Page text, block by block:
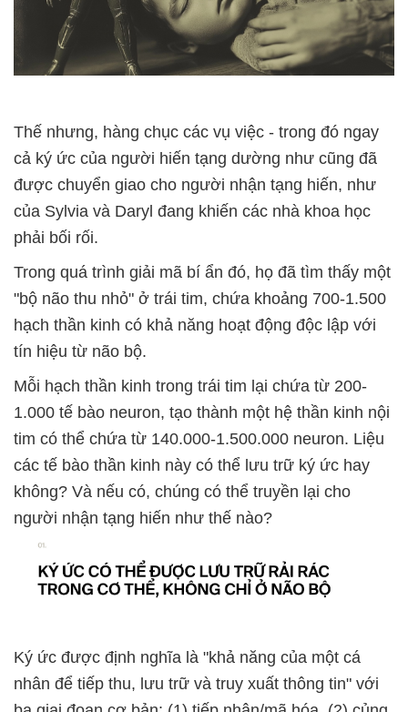
Thế nhưng, hàng chục các vụ việc - trong đó ngay
cả ký ức của người hiến tạng dường như cũng đã
được chuyển giao cho người nhận tạng hiến, như
của Sylvia và Daryl đang khiến các nhà khoa học
phải bối rối.
Trong quá trình giải mã bí ẩn đó, họ đã tìm thấy một
"bộ não thu nhỏ" ở trái tim, chứa khoảng 700-1.500
hạch thần kinh có khả năng hoạt động độc lập với
tín hiệu từ não bộ.
Mỗi hạch thần kinh trong trái tim lại chứa từ 200-
1.000 tế bào neuron, tạo thành một hệ thần kinh nội
tim có thể chứa từ 140.000-1.500.000 neuron. Liệu
các tế bào thần kinh này có thể lưu trữ ký ức hay
không? Và nếu có, chúng có thể truyền lại cho
người nhận tạng hiến như thế nào?
Ký ức được định nghĩa là "khả năng của một cá
nhân để tiếp thu, lưu trữ và truy xuất thông tin" với